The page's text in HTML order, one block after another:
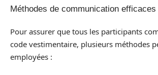
Méthodes de communication efficaces
Pour assurer que tous les participants
code vestimentaire, plusieurs méthodes
employées :